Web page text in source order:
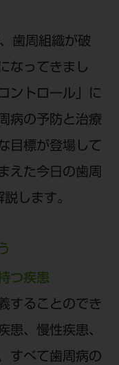
歯周組織が破
なってきまし
ントロール」に
病の予防と治療
目標が登場して
えた今日の歯周
します。
つ疾患
することのでき
患、慢性疾患、
すべて歯周病の
材集
ちら
料）
場合がありま
す。